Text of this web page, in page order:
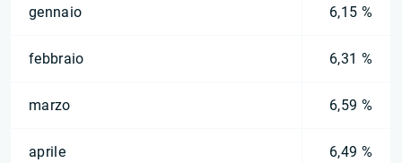
gennaio 6,15 %
febbraio 6,31 %
marzo 6,59 %
aprile 6,49 %